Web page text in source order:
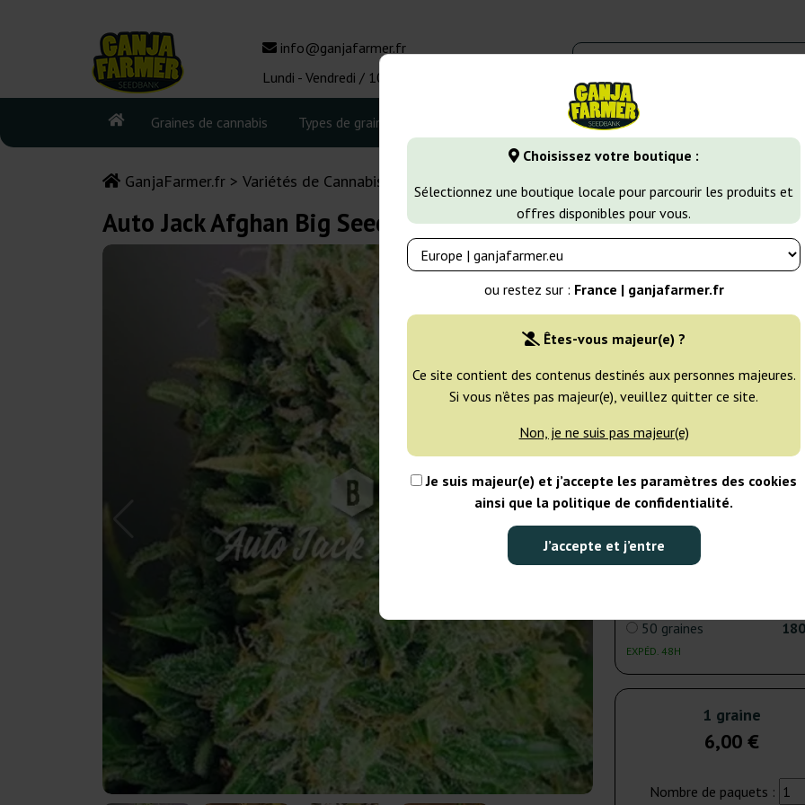
Choisissez votre boutique :
Sélectionnez une boutique locale pour parcourir les produits et
offres disponibles pour vous.
ou restez sur : France | ganjafarmer.fr
Êtes-vous majeur(e) ?
Ce site contient des contenus destinés aux personnes majeures.
Si vous n’êtes pas majeur(e), veuillez quitter ce site.
Non, je ne suis pas majeur(e)
Je suis majeur(e) et j’accepte les paramètres des cookies
ainsi que la politique de confidentialité.
J’accepte et j’entre
info@ganjafarmer.fr
Lundi - Vendredi / 10:00 - 16:00
Graines de cannabis Types de graines Variétés de cannabis
GanjaFarmer.fr Variétés de Cannabis
Auto Jack Afghan Big Seedbank
Big Seedbank
1 graine
EXPÉD. 24H
3 graines
EXPÉD. 24H
5 graines
EXPÉD. 24H
50 graines
EXPÉD. 48H
1 graine
6,00 €
Nombre de paquets :